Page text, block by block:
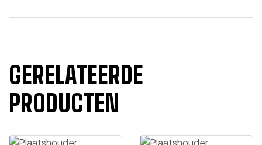
GERELATEERDE
PRODUCTEN